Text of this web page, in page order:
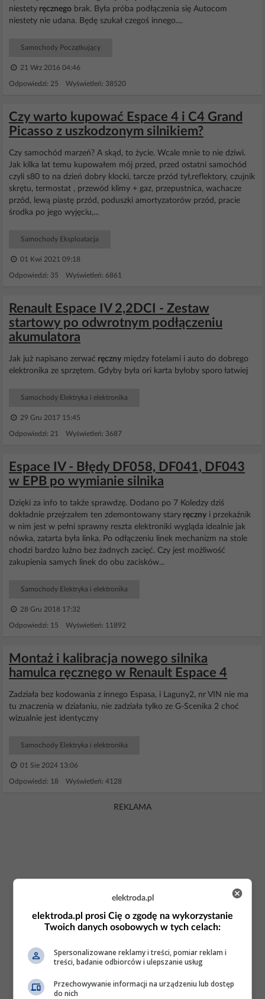
niestety ręcznego brak. Była próba podłączenia się Autocom
niestety nie udana. Będę szukał czegoś innego....
Samochody Początkujący
21 Wrz 2016 04:46
Odpowiedzi: 25 Wyświetleń: 38520
Czy warto kupować Espace 4 i C4 Grand
Picasso z uszkodzonym silnikiem?
Czy samochód marzeń? A skąd, to życie. Wcale mnie to nie dziwi.
Jak kilka lat temu kupowałem mój przed, przed ostatni samochód
czyli s80 to na dzień dobry klocki, tarcze przód tył,reflektory, czujnik
skrętu, termostat , przewód klimy + gaz, przepustnica, wachacze
przód, lewą piastę przód, poduszki amortyzatorów przód, pracie
środka po jego wyjęciu,...
Samochody Eksploatacja
01 Kwi 2021 09:18
Odpowiedzi: 35 Wyświetleń: 6861
Renault Espace IV 2,2DCI - Zestaw
startowy po odwrotnym podłączeniu
akumulatora
Jak już napisano zerwać ręczny między fotelami i auto do dobrego
elektronika ze sprzętem. Gdyby była ori karta byłoby sporo łatwiej
Samochody Elektryka i elektronika
29 Gru 2017 15:45
Odpowiedzi: 21 Wyświetleń: 3687
Espace IV - Błędy DF058, DF041, DF043
w EPB po wymianie silnika
Dzięki za info to także sprawdzę. Dodano po 7 Koledzy dziś
dokładnie przejrzałem ten zdemontowany stary ręczny i przekaźnik
w nim jest w pełni sprawny reszta elektroniki wygląda idealnie jak
nówka, zatarta była linka. Po odłączeniu linek mechanizm na stole
chodzi bardzo luźno bez żadnych zacięć. Czy jest możliwość
zakupienia samych linek do obu zacisków...
Samochody Elektryka i elektronika
28 Gru 2018 17:32
Odpowiedzi: 15 Wyświetleń: 11892
Montaż i kalibracja nowego silnika
hamulca ręcznego w Renault Espace 4
Zadziała bez kodowania z innego Espasa, i Laguny2, nr VIN nie ma
tu znaczenia w działaniu, nie zadziała tylko ze G-Scenika 2 choć
wizualnie jest identyczny
Samochody Elektryka i elektronika
01 Sie 2024 13:06
Odpowiedzi: 18 Wyświetleń: 4128
REKLAMA
elektroda.pl
elektroda.pl prosi Cię o zgodę na wykorzystanie
Twoich danych osobowych w tych celach:
Spersonalizowane reklamy i treści, pomiar reklam i
treści, badanie odbiorców i ulepszanie usług
Przechowywanie informacji na urządzeniu lub dostęp
do nich